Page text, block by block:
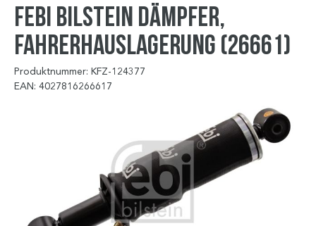
FEBI BILSTEIN Dämpfer,
Fahrerhauslagerung (26661)
Produktnummer: KFZ-124377
EAN: 4027816266617